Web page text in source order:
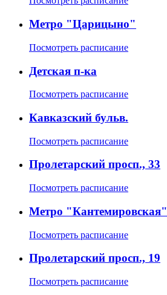
Метро "Царицыно"
Посмотреть расписание
Детская п-ка
Посмотреть расписание
Кавказский бульв.
Посмотреть расписание
Пролетарский просп., 33
Посмотреть расписание
Метро "Кантемировская"
Посмотреть расписание
Пролетарский просп., 19
Посмотреть расписание